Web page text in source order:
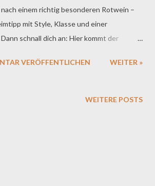
einem richtig besonderen Rotwein –
mit Style, Klasse und einer
schnall dich an: Hier kommt der
nur durch seinen Geschmack
selten, dass ihn selbst Weinkenner kaum
Auswahl wird nicht einfach so in den
für ganz besondere Anlässe oder VIP-
VERÖFFENTLICHEN WEITER »
WEITERE POSTS